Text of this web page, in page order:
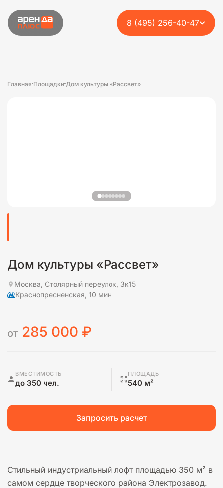
8 (495) 256-40-47
Главная Площадки Дом культуры «Рассвет»
Дом культуры «Рассвет»
Москва, Столярный переулок, 3к15
Краснопресненская, 10 мин
от 285 000 ₽
ВМЕСТИМОСТЬ
до 350 чел.
ПЛОЩАДЬ
540 м²
Запросить расчет
Стильный индустриальный лофт площадью 350 м² в
самом сердце творческого района Электрозавод.